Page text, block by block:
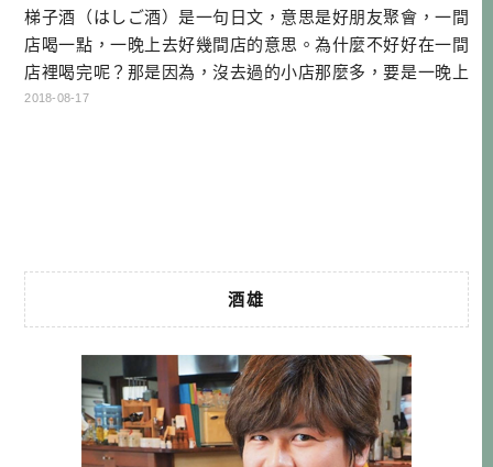
梯子酒（はしご酒）是一句日文，意思是好朋友聚會，一間
店喝一點，一晚上去好幾間店的意思。為什麼不好好在一間
店裡喝完呢？那是因為，沒去過的小店那麼多，要是一晚上
只去一間，那要去多久才能去完呢？另一方面，不同地方喝
2018-08-17
酒雄